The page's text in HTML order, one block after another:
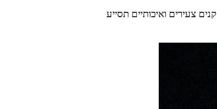
צעירים ואיכותיים תסייע